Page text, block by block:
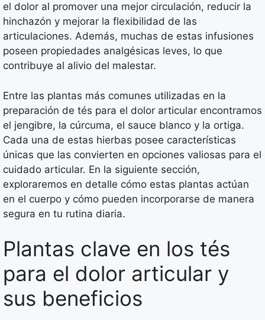
el dolor al promover una mejor circulación, reducir la
hinchazón y mejorar la flexibilidad de las
articulaciones. Además, muchas de estas infusiones
poseen propiedades analgésicas leves, lo que
contribuye al alivio del malestar.
Entre las plantas más comunes utilizadas en la
preparación de tés para el dolor articular encontramos
el jengibre, la cúrcuma, el sauce blanco y la ortiga.
Cada una de estas hierbas posee características
únicas que las convierten en opciones valiosas para el
cuidado articular. En la siguiente sección,
exploraremos en detalle cómo estas plantas actúan
en el cuerpo y cómo pueden incorporarse de manera
segura en tu rutina diaria.
Plantas clave en los tés
para el dolor articular y
sus beneficios